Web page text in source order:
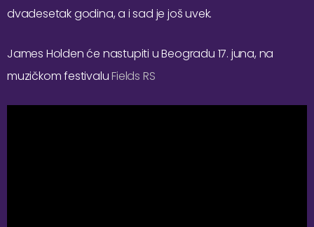
dvadesetak godina, a i sad je još uvek.
James Holden će nastupiti u Beogradu 17. juna, na
muzičkom festivaluFields RS